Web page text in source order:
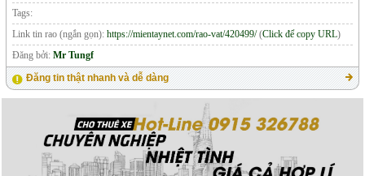
Tags:
Link tin rao (ngắn gọn):https://mientaynet.com/rao-vat/420499/(Click để copy URL)
Đăng bởi:Mr Tungf
Đăng tin thật nhanh và dễ dàng